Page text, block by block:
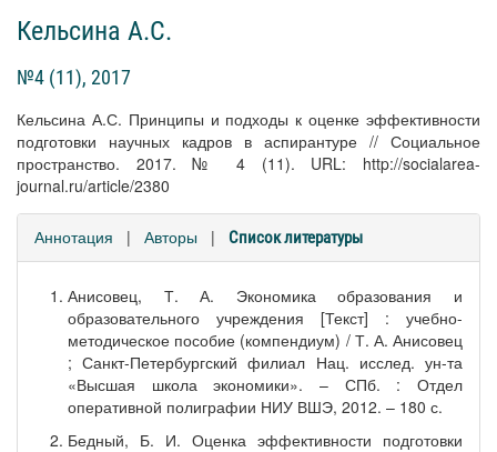
Кельсина А.С.
№4 (11), 2017
Кельсина А.С. Принципы и подходы к оценке эффективности
подготовки научных кадров в аспирантуре // Социальное
пространство. 2017. № 4 (11). URL: http://socialarea-
journal.ru/article/2380
Аннотация | Авторы | Список литературы
Анисовец, Т. А. Экономика образования и
образовательного учреждения [Текст] : учебно-
методическое пособие (компендиум) / Т. А. Анисовец
; Санкт-Петербургский филиал Нац. исслед. ун-та
«Высшая школа экономики». – СПб. : Отдел
оперативной полиграфии НИУ ВШЭ, 2012. – 180 с.
Бедный, Б. И. Оценка эффективности подготовки